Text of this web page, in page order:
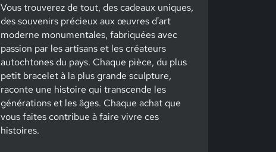
Vous trouverez de tout, des cadeaux uniques,
des souvenirs précieux aux œuvres d'art
moderne monumentales, fabriquées avec
passion par les artisans et les créateurs
autochtones du pays. Chaque pièce, du plus
petit bracelet à la plus grande sculpture,
raconte une histoire qui transcende les
générations et les âges. Chaque achat que
vous faites contribue à faire vivre ces
histoires.